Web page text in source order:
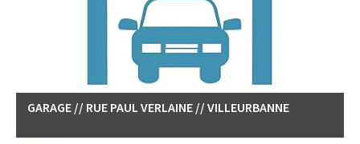
GARAGE // RUE PAUL VERLAINE // VILLEURBANNE